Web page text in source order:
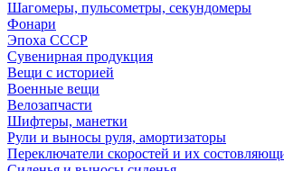
Шагомеры, пульсометры, секундомеры
Фонари
Эпоха СССР
Сувенирная продукция
Вещи с историей
Военные вещи
Велозапчасти
Шифтеры, манетки
Рули и выносы руля, амортизаторы
Переключатели скоростей и их